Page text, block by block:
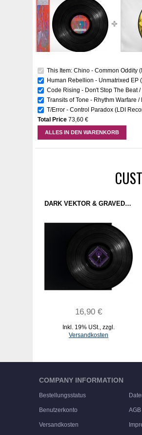
This Item: Chino - Common Oddity
Human Rebellion - Unmatrixed EP
Code Rising - Don't Stop The Beat
Transits of Tone - Rhythm Warfare
T/Error - Control Paradox (LDI
Total Price 73,60 €
ALLES IN DEN WARENKORB
DARK VEKTOR & GRAVEDAD CINETICA - PARABOLIC MINDS (SISMO) 12''
16,90 €
Inkl. 19% USt., zzgl.
Versandkosten
COMPANY INFORMATION
Bestellungsstatus
Benutzerkonto AGB
Versandkosten